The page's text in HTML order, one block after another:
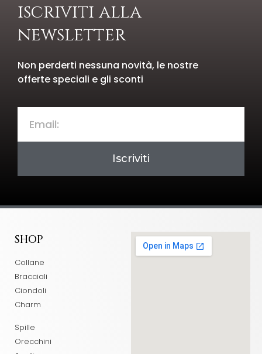
iscriviti alla
newsletter
Non perderti nessuna novità, le nostre
offerte speciali e gli sconti
Iscriviti
SHOP
Collane
Bracciali
Ciondoli
Charm
Spille
Orecchini